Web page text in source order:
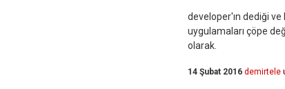
developer'ın dediği ve
uygulamaları çöpe
olarak.
14 Şubat 2016 demirtele